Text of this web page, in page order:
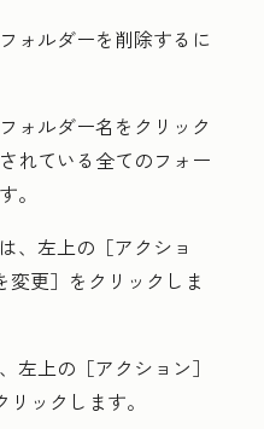
ォルダーを削除するに
フォルダー名 をクリック
れている全てのフォー
。
、左上の ［アクショ
変更］をクリックしま
左上の ［アクション］
ックします。